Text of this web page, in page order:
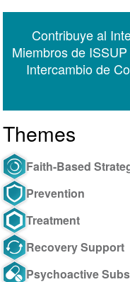
Contribuye al
Miembros de
Intercambio de
Themes
Faith-Based
Prevention
Treatment
Recovery Support
Psychoactive